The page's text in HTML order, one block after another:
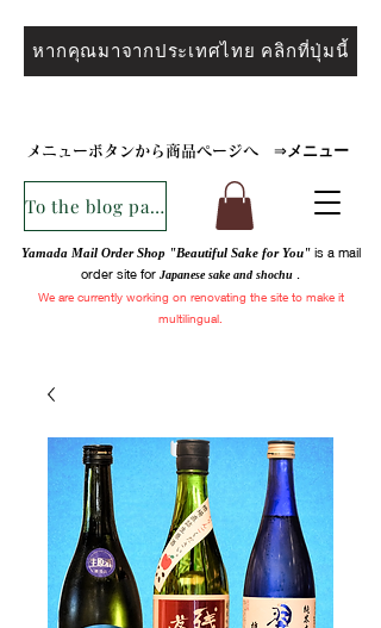
หากคุณมาจากประเทศไทย คลิกที่ปุ่มนี้
メニューボタンから商品ページへ ⇒ メニュー
To the blog page
Yamada Mail Order Shop "Beautiful Sake for You"is a mail
order site for Japanese sake and shochu
We are currentlyworking on renovating the site to make it
multilingual.